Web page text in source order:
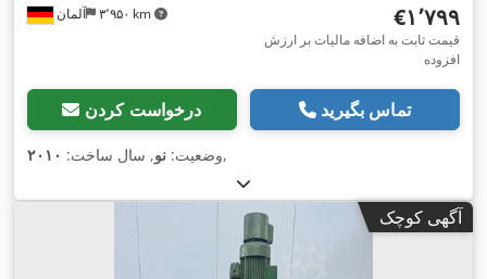
آلمان ۳٬۹۵۰ km ‎€۱٬۷۹۹
قیمت ثابت به اضافه مالیات بر ارزش
افزوده
درخواست کردن تماس بگیرید
وضعیت: نو, سال ساخت: ۲۰۱۰ ,
آگهی کوچک